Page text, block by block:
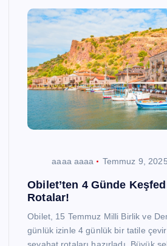
aaaa aaaa Temmuz 9, 2025
Obilet’ten 4 Günde
Rotalar!
Obilet, 15 Temmuz Milli Birlik ve
günlük izinle 4 günlük bir tatile